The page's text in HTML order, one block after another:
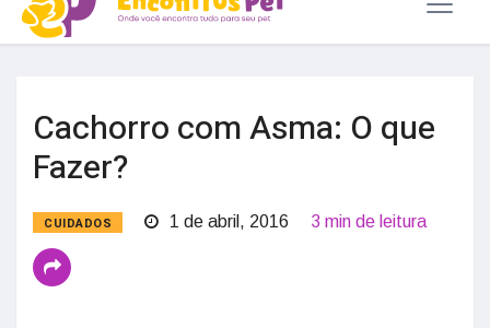
Cachorro com Asma: O que
Fazer?
CUIDADOS 1 de abril, 2016 3 min de leitura